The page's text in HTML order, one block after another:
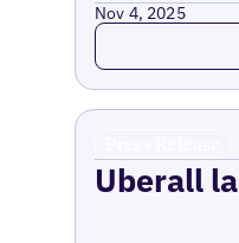
Nov 4, 2025
Read more
Uberall